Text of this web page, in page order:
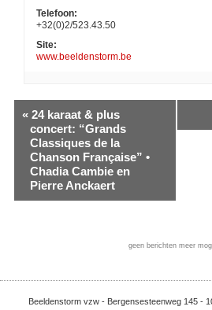
Telefoon:
+32(0)2/523.43.50
Site:
www.beeldenstorm.be
«24 karaat & plus
concert: “Grands
Classiques de la
Chanson Française” •
Chadia Cambie en
Pierre Anckaert
geen berichten meer
Beeldenstorm vzw - Bergensesteenweg 145 -